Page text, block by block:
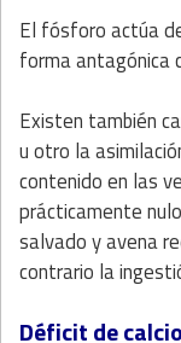
El fósforo actúa
forma antagónica
Existen también
u otro la
contenido en las
prácticamente
salvado y avena
contrario la
Déficit de